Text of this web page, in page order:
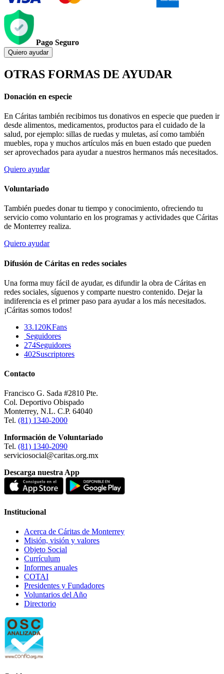
Pago Seguro
Quiero ayudar
OTRAS FORMAS DE AYUDAR
Donación en especie
En Cáritas también recibimos tus donativos en especie que pueden ir
desde alimentos, medicamentos, productos para el cuidado de la
salud, por ejemplo: sillas de ruedas y muletas, así como también
muebles, ropa y muchos artículos más en buen estado que pueden
ser aprovechados para ayudar a nuestros hermanos más necesitados.
Quiero ayudar
Voluntariado
También puedes donar tu tiempo y conocimiento, ofreciendo tu
servicio como voluntario en los programas y actividades que Cáritas
de Monterrey realiza.
Quiero ayudar
Difusión de Cáritas en redes sociales
Una forma muy fácil de ayudar, es difundir la obra de Cáritas en
redes sociales, síguenos y comparte nuestro contenido. Dejar la
indiferencia es el primer paso para ayudar a los más necesitados.
¡Cáritas somos todos!
33.120KFans
Seguidores
274Seguidores
402Suscriptores
Contacto
Francisco G. Sada #2810 Pte.
Col. Deportivo Obispado
Monterrey, N.L. C.P. 64040
Tel. (81) 1340-2000
Información de Voluntariado
Tel. (81) 1340-2090
serviciosocial@caritas.org.mx
Descarga nuestra App
Institucional
Acerca de Cáritas de Monterrey
Misión, visión y valores
Objeto Social
Currículum
Informes anuales
COTAI
Presidentes y Fundadores
Voluntarios del Año
Directorio